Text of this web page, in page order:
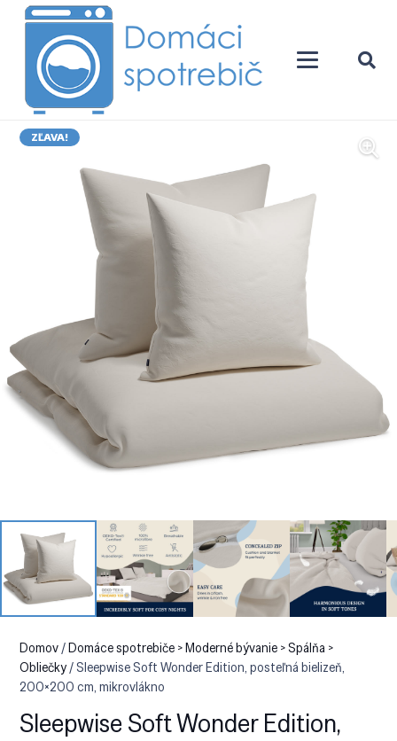
ZĽAVA!
Domov/Domáce spotrebiče > Moderné bývanie > Spálňa >
Obliečky/ Sleepwise Soft Wonder Edition, posteľná bielizeň,
200×200 cm, mikrovlákno
Sleepwise Soft Wonder Edition,